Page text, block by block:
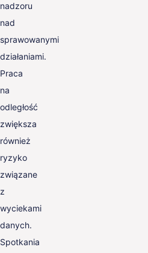
nadzoru
nad
sprawowanymi
działaniami.
Praca
na
odległość
zwiększa
również
ryzyko
związane
z
wyciekami
danych.
Spotkania